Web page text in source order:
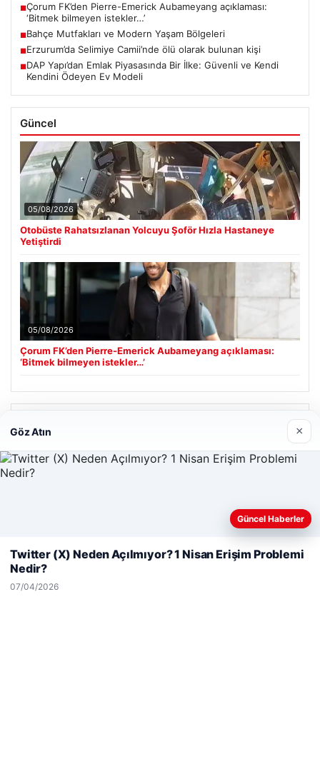
■Çorum FK’den Pierre-Emerick Aubameyang açıklaması:
‘Bitmek bilmeyen istekler…’
■Bahçe Mutfakları ve Modern Yaşam Bölgeleri
■Erzurum’da Selimiye Camii’nde ölü olarak bulunan kişi
■DAP Yapı’dan Emlak Piyasasında Bir İlke: Güvenli ve Kendi
Kendini Ödeyen Ev Modeli
Güncel
05/08/2026
Otobüste Rahatsızlanan Yolcuyu Şoför Hızla Hastaneye
Yetiştirdi
05/08/2026
Çorum FK’den Pierre-Emerick Aubameyang açıklaması:
‘Bitmek bilmeyen istekler…’
Enes Kaplan Avukatlık Bürosu
28/04/2026
© 2026 Net Günlük | Günlük Haber
Web sitemizi nasıl kullandığınızı daha iyi anlayabilmek,
kullanıyoruz. Çerez Politikamız
Göz Atın ×
Güncel Haberler
Twitter (X) Neden Açılmıyor? 1 Nisan Erişim Problemi
Nedir?
07/04/2026